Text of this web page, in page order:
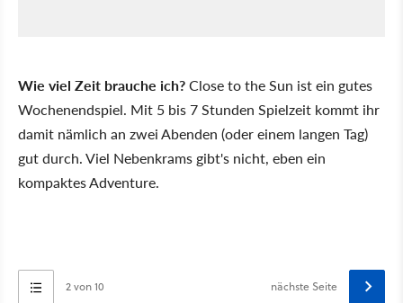
Wie viel Zeit brauche ich?Close to the Sun ist ein gutes
Wochenendspiel. Mit 5 bis 7 Stunden Spielzeit kommt ihr
damit nämlich an zwei Abenden (oder einem langen Tag)
gut durch. Viel Nebenkrams gibt's nicht, eben ein
kompaktes Adventure.
2 von 10 nächste Seite